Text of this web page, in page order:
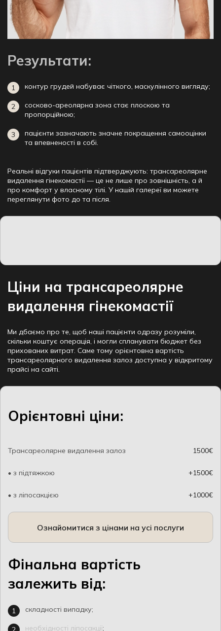
Результати:
контур грудей набуває чіткого, маскулінного вигляду;
сосково-ареолярна зона стає плоскою та
пропорційною;
пацієнти зазначають значне покращення самооцінки
та впевненості в собі.
Реальні відгуки пацієнтів підтверджують: трансареолярне
видалення гінекомастії — це не лише про зовнішність, а й
про комфорт у власному тілі. У нашій галереї ви можете
переглянути фото до та після.
Ціни на трансареолярне
видалення гінекомастії
Ми дбаємо про те, щоб наші пацієнти одразу розуміли,
скільки коштує операція, і могли спланувати бюджет без
прихованих витрат. Саме тому орієнтовна вартість
трансареолярного видалення залоз доступна у відкритому
прайсі на сайті.
Орієнтовні ціни:
Трансареолярне видалення залоз 1500€
• з підтяжкою +1500€
• з ліпосакцією +1000€
Ознайомитися з цінами на усі послуги
Фінальна вартість
залежить від:
складності випадку;
необхідності ліпосакції;